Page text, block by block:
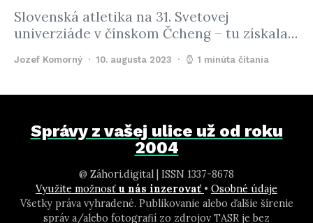
Slovenská atletika na 31. Svetovej
univerziáde v čínskom Čcheng – tu získala…
Jozef Komorný 10. augusta 2023 1 minúta čítania
Správy z vašej ulice už od roku
2004
@ Záhori.digital | ISSN 1337-8678
Využite možnosť u nás inzerovať • Osobné údaje
Všetky práva vyhradené. Publikovanie alebo ďalšie šírenie
správ a/alebo fotografií zo zdrojov TASR je bez